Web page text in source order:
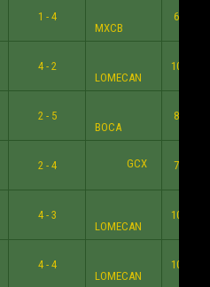
1 - 4
MXCB
6:30 PM
4 - 2
LOMECAN
10:30
2 - 5
BOCA
8:30 PM
2 - 4
GCX 7:30 PM
4 - 3
LOMECAN
10:30
4 - 4
LOMECAN
10:30